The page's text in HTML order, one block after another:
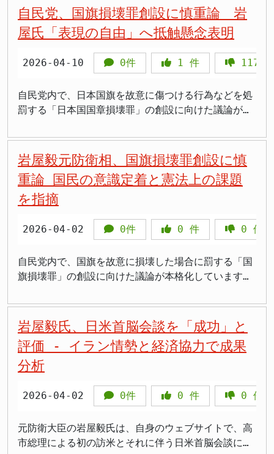
いるのか不安です 「刑罰で担保するのは妥当ではな
い」岩屋氏が語る三つの懸念 岩屋毅氏は記者団に
「私自身は当然国旗は尊重していますし、国民の皆さ
んにもぜひそうあっていただきたいと思っています。
しかし、刑罰によってそれを担保するということは妥
了承は致しておりません」と明言しました。 第一の
懸念は、国旗の性格の変質です。岩屋氏は「今もう、
識を持っておられ、幅広くそれは共有されている」と
現状を認めた上で、「かかる立法を行うことによっ
て、自然な尊重の対象である国旗が、尊重しなければ
処罰される国家権力の象徴になる」と警告しました。
国旗への敬意が「自発的な心情」から「罰則で強制さ
かねないという本質的な問いです。 >処罰されないた
めにどこまでならいいかを考え始める人が出てくると
いう指摘は鋭い。法律が逆効果を生む典型的なパター
ンです 第二の懸念は条文の曖昧さがかえって逆効果
と、せっかくほとんどみんな自然に尊重していた国旗
に対する意識が変わってしまう」と指摘しました。さ
らに「尊重しないと罰せられる。中には処罰されない
ためにはこういうふうにすればいいんだと、逆になん
かそういう事案を誘発してしまう。それは心配だ」と
述べ、法律が意図とは逆の効果を生む危険性を指摘し
たくさんいる。その事実を無視して刑罰で縛ろうとす
るのは、国民への侮辱ではないかとさえ思います 党
価値を守るのか（保護法益）といった論点の整理が進
められています。国民の象徴である国旗への敬意を法
的に担保しようとする動きですが、憲法が保障する表
現の自由との線引きが難しく、識者からは慎重な議論
を求める声が上がっています。 自民党、国旗損壊罪
ジェクトチーム（PT）の会合では、「国旗損壊罪」創
設の是非について活発な意見交換が行われました。座
し「まだまだ詰めなければいけない論点もある」と述
べ、今後も議論を深めていく考えを示しました。会合
には慎重な意見を持つ議員もいたものの、法制化を推
進する意見が多数を占めた模様です。自民党は、今国
会での法案成立を目指す姿勢を示しており、議論の行
巡る主張 今回の議論では、法制化の根拠となる「立
法事実」と、法律で守ろうとする「保護法益」が争点
となっています。推進派からは、国内で外国の国旗を
損壊する行為には罰則があるにもかかわらず、自国の
にそのような行為が発生しないよう、あらかじめ抑止
力を持たせる必要があるとの指摘もありました。 一
方、「保護法益」については、「みんなの前で国旗が
損壊されることで、国旗を尊重する国民の気持ちが侵
害される。こうした事態を防ぐことが、この法律で守
りたい利益（法益）である」といった説明がなされま
て醸成される一体感を法的に守ろうとする意図がうか
がえます。 表現の自由との衝突懸念 しかし、法制化
自民党、国旗損壊罪創設に慎重論 岩
屋氏「表現の自由」へ抵触懸念表明
2026-04-10 0件 1 件 1177
自民党内で、日本国旗を故意に傷つける行為などを処
罰する「日本国国章損壊罪」の創設に向けた議論が持
見が表明されており、今後の議論の行方が注目されて
いる。特に、岩屋毅元外務大臣は、立法化の必要性や
表現の自由との関係について、強い懸念を示した。
立法化の必要性に疑問 この議論は、自民党が設置し
た「国旗・国歌VIP法制化に関する特命委員会」の下
いる。4月9日に開かれたPTの会合において、岩屋氏
は、現時点で国旗を侮辱するような行為が社会的に問
題となっている「立法事実」が存在しないとの認識を
示した。その上で、「政治的なアピール」や「一部の
重する意識を共有していると指摘した上で、「もし、
国旗を毀損するような行為が、あちらこちらで頻発し
ているという状況ではないのであれば、あえてこの時
期に法制化に踏み切ることは、国民の意識に不必要な
萎縮効果を与える恐れがある」と警鐘を鳴らした。
「表現の自由」とのバランス さらに、岩屋氏は、国
「内心の自由」に抵触する可能性も指摘した。記者団
から「表現の自由であっても、国旗を傷つける行為は
岩屋毅元防衛相、国旗損壊罪創設に慎
重論 国民の意識定着と憲法上の課題
を指摘
2026-04-02 0件 0 件 0 件
自民党内で、国旗を故意に損壊した場合に罰する「国
旗損壊罪」の創設に向けた議論が本格化しています。
し極めて慎重な姿勢を示しており、その理由と見解を
自身のウェブサイトで表明しました。 議論の背景と
岩屋氏のスタンス 国旗に対する国民の敬意や象徴と
しての位置づけを法的に担保すべきとの声は、かねて
より一部で上がっていました。今回、自民党内に設置
ことを受け、岩屋氏は、この問題について自身の考え
を整理し、発信した形です。岩屋氏は、まず「一貫し
てこの課題には消極的」であると明言しています。そ
の最大の理由として、国旗が損壊されるような事案が
岩屋毅氏、日米首脳会談を「成功」と
評価 - イラン情勢と経済協力で成果
分析
2026-04-02 0件 0 件 0 件
元防衛大臣の岩屋毅氏は、自身のウェブサイトで、高
市総理による初の訪米とそれに伴う日米首脳会談につ